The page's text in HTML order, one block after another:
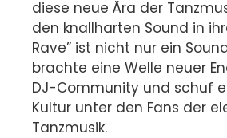
diese neue Ära der
den knallharten Sound in
Rave” ist nicht nur ein
brachte eine Welle neuer
DJ-Community und schuf
Kultur unter den Fans der
Tanzmusik.